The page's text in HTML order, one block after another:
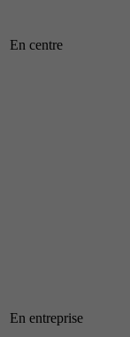
En centre
En entreprise